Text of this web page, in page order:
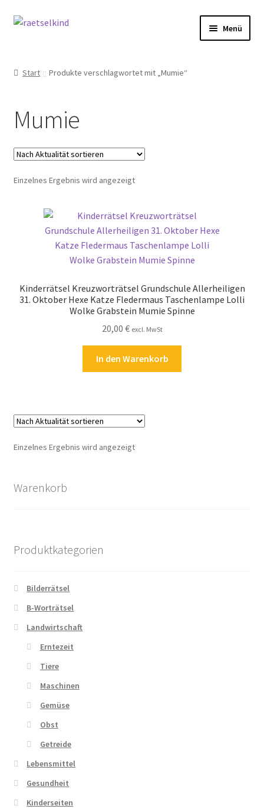
Zur
Zum
Menü
Cookie-Richtlinie (EU)
Datenschutzbelehrung
Echtheit von Bewertungen
Impressum
Kontakt
Warenkorb
Zahlungsarten
Start Produkte verschlagwortet mit „Mumie“
Mumie
Einzelnes Ergebnis wird angezeigt
Kinderrätsel Kreuzworträtsel Grundschule Allerheiligen
31. Oktober Hexe Katze Fledermaus Taschenlampe Lolli
Wolke Grabstein Mumie Spinne
20,00 € excl. MwSt
In den Warenkorb
Einzelnes Ergebnis wird angezeigt
Warenkorb
Produktkategorien
Bilderrätsel
B-Worträtsel
Landwirtschaft
Erntezeit
Tiere
Maschinen
Gemüse
Obst
Getreide
Lebensmittel
Gesundheit
Kinderseiten